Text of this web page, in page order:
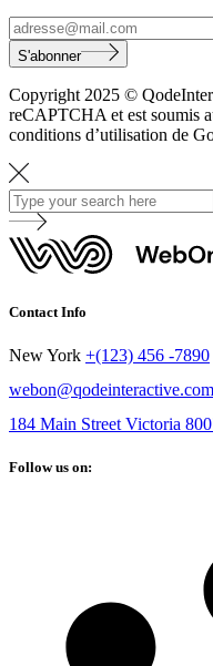
S'abonner
Copyright 2025 ©
reCAPTCHA et est soumis
conditions d’utilisation de
Contact Info
New York +(123) 456 -7890
webon@qodeinteractive.com
184 Main Street Victoria
Follow us on: